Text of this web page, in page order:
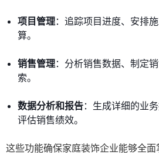
项目管理：追踪项目进度、安排
算。
销售管理：分析销售数据、制定
索。
数据分析和报告：生成详细的业
评估销售绩效。
这些功能确保家庭装饰企业能够全